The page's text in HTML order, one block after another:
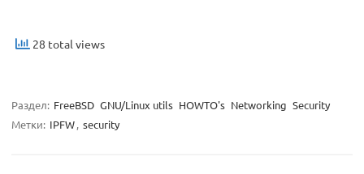
28 total views
Раздел: FreeBSD GNU/Linux utils HOWTO's Networking Security
Метки: IPFW, security